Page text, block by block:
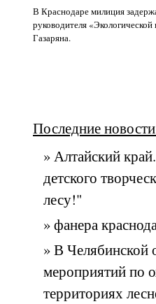
В Краснодаре милиция
руководителя
Газаряна.
Последние
» Алтайский
детского
лесу!"
» фанера
» В Челябинской
мероприятий по
территориях